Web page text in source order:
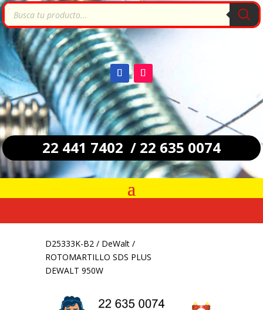
Búsqueda
productos
22 441 7402 / 22 635 0074
D25333K-B2/ DeWalt/
ROTOMARTILLO SDS PLUS
DEWALT 950W